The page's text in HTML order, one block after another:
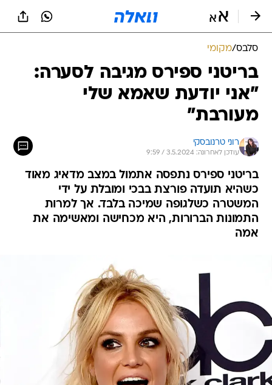
סלבס/מקומי
בריטני ספירס מגיבה לסערה:
"אני יודעת שאמא שלי
מעורבת"
רוני טרנובסקי
עודכן לאחרונה: 3.5.2024 / 9:59
בריטני ספירס נתפסה אתמול במצב מדאיג מאוד
כשהיא תועדה פורצת בבכי ומובלת על ידי
המשטרה כשלגופה שמיכה בלבד. אך למרות
התמונות הברורות, היא מכחישה ומאשימה את
אמה